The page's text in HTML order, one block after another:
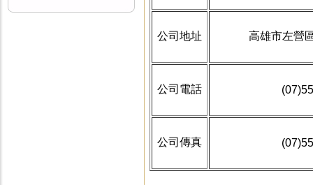
公司地址 高雄市左營區
公司電話
公司傳真